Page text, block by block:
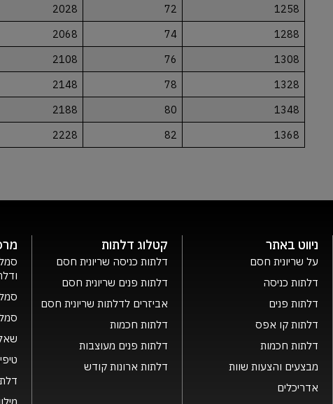
1258
72
2028
1288
74
2068
1308
76
2108
1328
78
2148
1348
80
2188
1368
82
2228
ניווט באתר
על שריונית חסם
דלתות כניסה
דלתות פנים
דלתות קו אפס
דלתות חכמות
מבצעים והצעות שוות
אדריכלים
קטלוג דלתות
דלתות כניסה שריונית חסם
דלתות פנים שריונית חסם
אביזרים לדלתות שריונית חסם
דלתות חכמות
דלתות פנים מעוצבות
דלתות ארונות קודש